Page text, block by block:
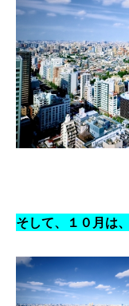
そして、１０月は